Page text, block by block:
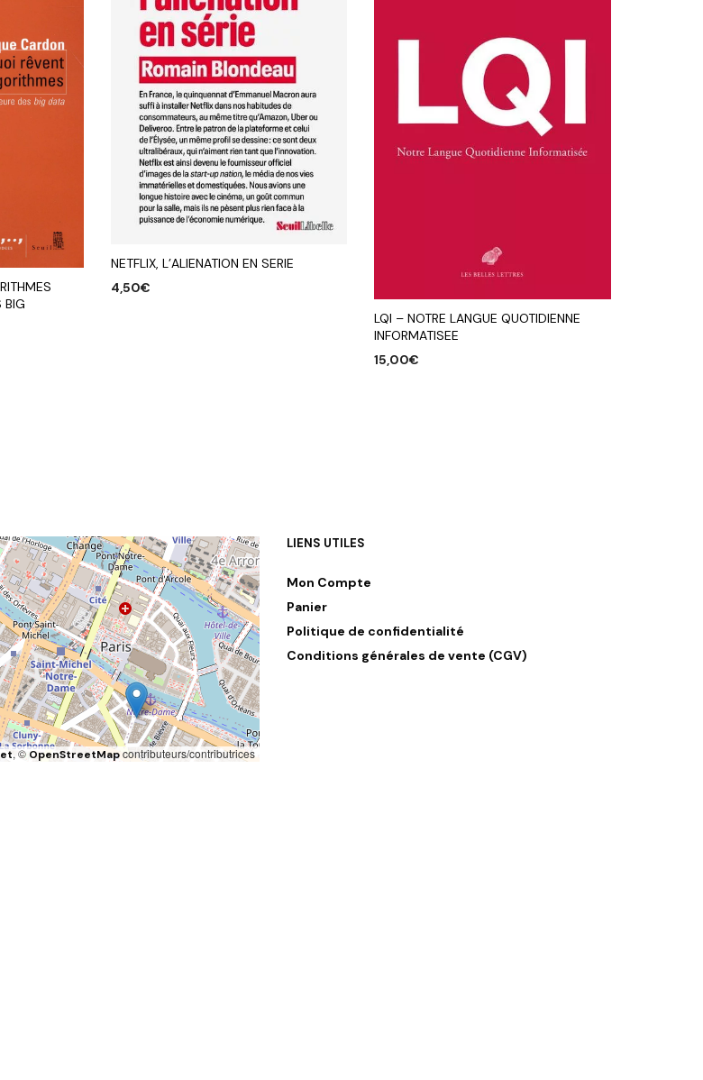
BIG
NETFLIX, L’ALIENATION EN SERIE
4,50€
LQI – NOTRE LANGUE QUOTIDIENNE
INFORMATISEE
15,00€
, ©OpenStreetMapcontributeurs/contributrices
LIENS UTILES
Mon Compte
Panier
Politique de confidentialité
Conditions générales de vente (CGV)